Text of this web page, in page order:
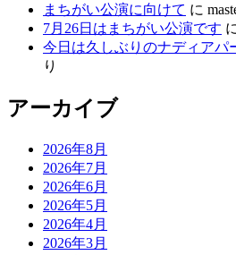
まちがい公演に向けて に
7月26日はまちがい公演です
今日は久しぶりのナディアパ
り
アーカイブ
2026年8月
2026年7月
2026年6月
2026年5月
2026年4月
2026年3月